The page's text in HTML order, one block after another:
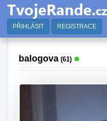
PŘIHLÁSIT REGISTRACE
balogova (61)